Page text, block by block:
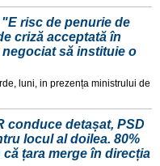
risc de penurie de
criză acceptată în
să instituie o
luni, in prezența ministrului de
conduce detașat, PSD
locul al doilea. 80%
țara merge în direcția